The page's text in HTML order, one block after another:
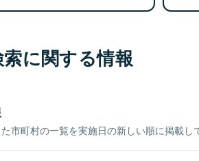
に関する情報
市町村の一覧を実施日の新しい順に掲載し